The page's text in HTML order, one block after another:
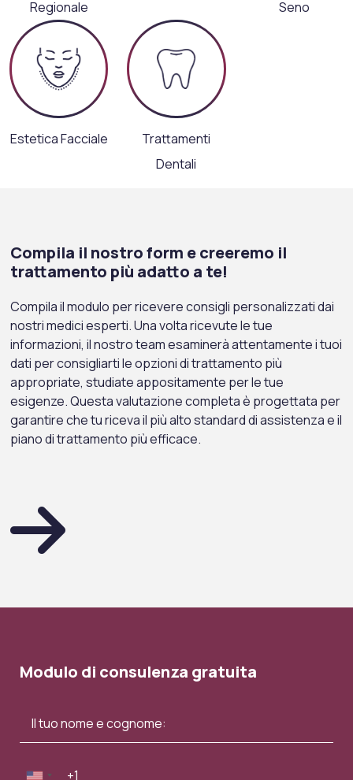
Regionale Seno
Estetica Facciale
Trattamenti
Dentali
Compila il nostro form e creeremo il
trattamento più adatto a te!
Compila il modulo per ricevere consigli personalizzati dai
nostri medici esperti. Una volta ricevute le tue
informazioni, il nostro team esaminerà attentamente i tuoi
dati per consigliarti le opzioni di trattamento più
appropriate, studiate appositamente per le tue
esigenze. Questa valutazione completa è progettata per
garantire che tu riceva il più alto standard di assistenza e il
piano di trattamento più efficace.
Modulo di consulenza gratuita